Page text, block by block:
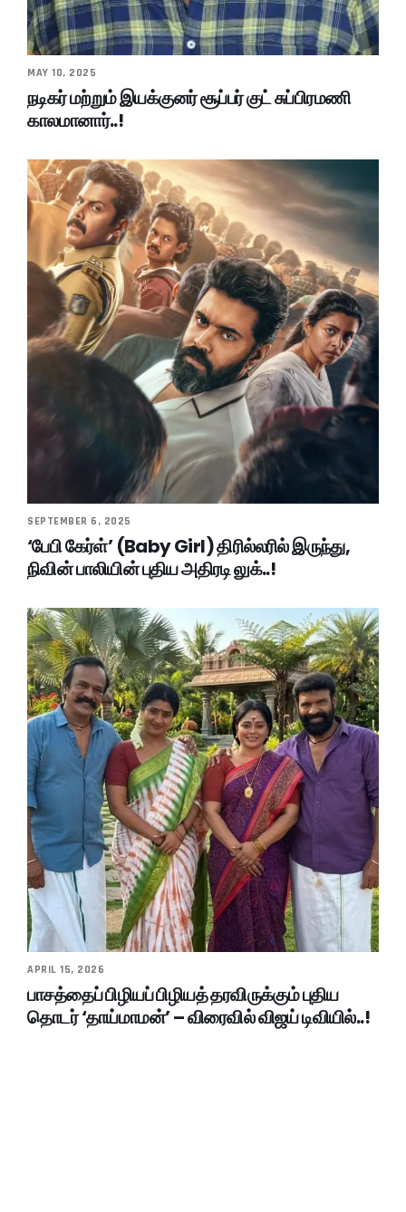
MAY 10, 2025
நடிகர் மற்றும் இயக்குனர் சூப்பர் குட் சுப்பிரமணி
காலமானார்..!
SEPTEMBER 6, 2025
‘பேபி கேர்ள்’ (Baby Girl) திரில்லரில் இருந்து,
நிவின் பாலியின் புதிய அதிரடி லுக்..!
APRIL 15, 2026
பாசத்தைப் பிழியப் பிழியத் தரவிருக்கும் புதிய
தொடர் ‘தாய்மாமன்’ – விரைவில் விஜய் டிவியில்..!